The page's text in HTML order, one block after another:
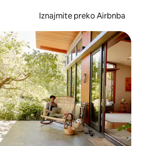
Iznajmite preko Airbnba